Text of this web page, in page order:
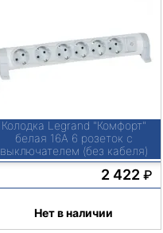
Колодка Legrand "Комфорт"
белая 16А 6 розеток с
выключателем (без кабеля)
2 422 ₽
Нет в наличии